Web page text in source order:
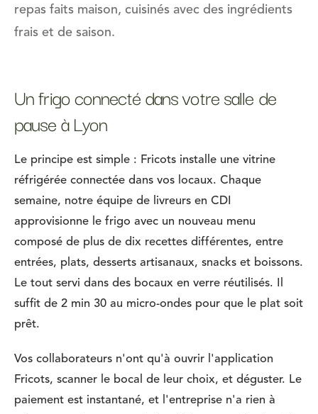
repas faits maison, cuisinés avec des ingrédients
frais et de saison.
Un frigo connecté dans votre salle de
pause à Lyon
Le principe est simple : Fricots installe une vitrine
réfrigérée connectée dans vos locaux. Chaque
semaine, notre équipe de livreurs en CDI
approvisionne le frigo avec un nouveau menu
composé de plus de dix recettes différentes, entre
entrées, plats, desserts artisanaux, snacks et boissons.
Le tout servi dans des bocaux en verre réutilisés. Il
suffit de 2 min 30 au micro-ondes pour que le plat soit
prêt.
Vos collaborateurs n'ont qu'à ouvrir l'application
Fricots, scanner le bocal de leur choix, et déguster. Le
paiement est instantané, et l'entreprise n'a rien à